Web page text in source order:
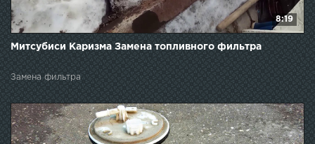
8:19
Митсубиси Каризма Замена топливного фильтра
Замена фильтра